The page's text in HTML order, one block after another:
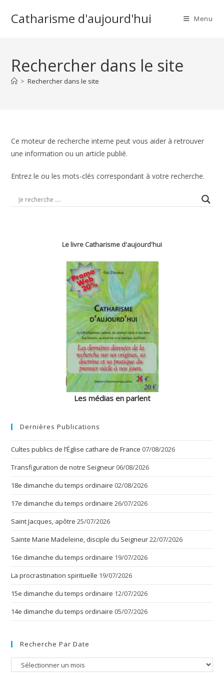
Catharisme d'aujourd'hui Menu
Rechercher dans le site
> Rechercher dans le site
Ce moteur de recherche interne peut vous aider à retrouver
une information ou un article publié.
Entrez le ou les mots-clés correspondant à votre recherche.
Le livre Catharisme d'aujourd'hui
Les médias en parlent
Dernières Publications
Cultes publics de l’Église cathare de France 07/08/2026
Transfiguration de notre Seigneur 06/08/2026
18e dimanche du temps ordinaire 02/08/2026
17e dimanche du temps ordinaire 26/07/2026
Saint Jacques, apôtre 25/07/2026
Sainte Marie Madeleine, disciple du Seigneur22/07/2026
16e dimanche du temps ordinaire 19/07/2026
La procrastination spirituelle 19/07/2026
15e dimanche du temps ordinaire 12/07/2026
14e dimanche du temps ordinaire 05/07/2026
Recherche Par Date
Recherche